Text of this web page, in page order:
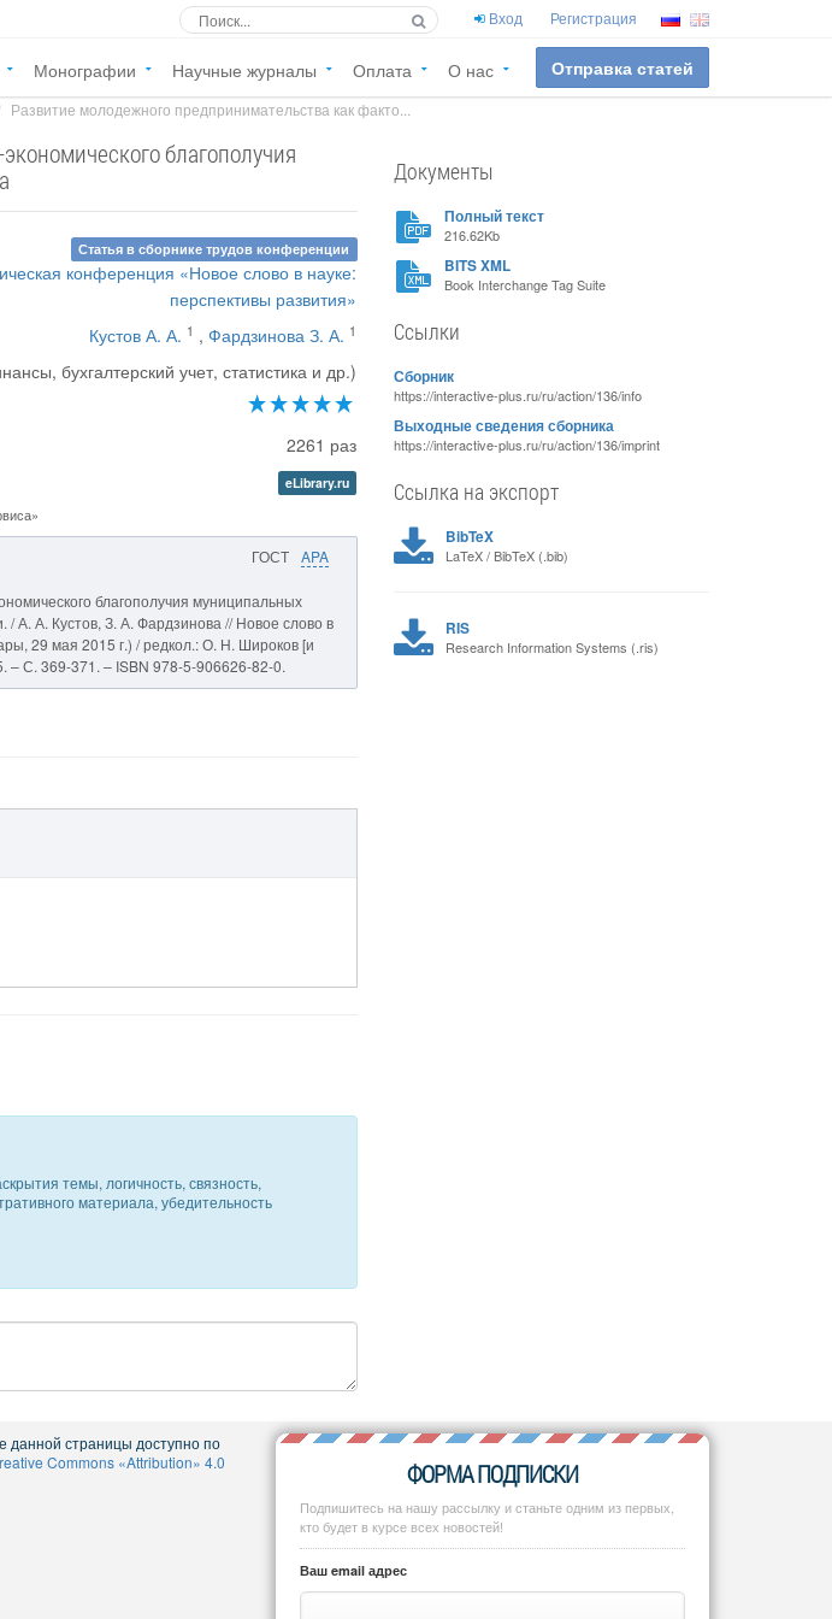
Вход Регистрация
Монографии Научные журналы Оплата О нас Отправка статей
Развитие молодежного предпринимательства как факто...
благополучия
Статья в сборнике трудов конференции
конференция «Новое слово в науке:
перспективы развития»
Кустов А. А. 1 ,Фардзинова З. А. 1
бухгалтерский учет, статистика и др.)
2261 раз
eLibrary.ru
ГОСТ APA
благополучия муниципальных
/ А. А. Кустов, З. А. Фардзинова // Новое слово в
29 мая 2015 г.) / редкол.: О. Н. Широков [и
– С. 369-371. – ISBN 978-5-906626-82-0.
темы, логичность, связность,
материала, убедительность
Документы
Полный текст
216.62Kb
BITS XML
Book Interchange Tag Suite
Ссылки
Сборник
https://interactive-plus.ru/ru/action/136/info
Выходные сведения сборника
https://interactive-plus.ru/ru/action/136/imprint
Ссылка на экспорт
BibTeX
LaTeX / BibTeX (.bib)
RIS
Research Information Systems (.ris)
данной страницы доступно по
Commons «Attribution» 4.0
ФОРМА ПОДПИСКИ
Подпишитесь на нашу рассылку и станьте одним из первых,
кто будет в курсе всех новостей!
Ваш email адрес